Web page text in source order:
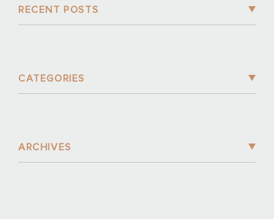
RECENT POSTS
CATEGORIES
ARCHIVES